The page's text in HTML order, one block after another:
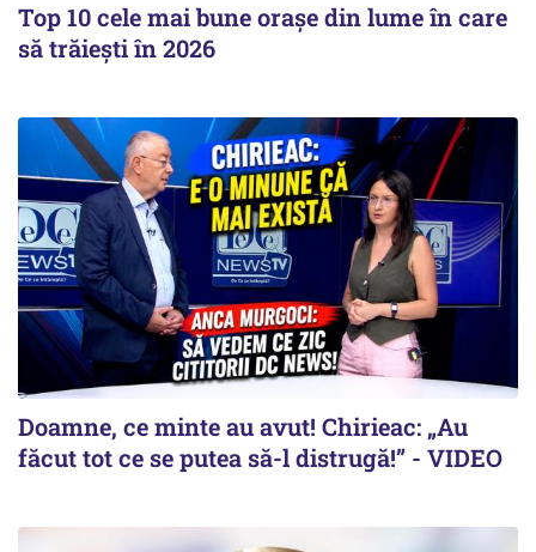
Top 10 cele mai bune orașe din lume în care
să trăiești în 2026
Doamne, ce minte au avut! Chirieac: „Au
făcut tot ce se putea să-l distrugă!” - VIDEO